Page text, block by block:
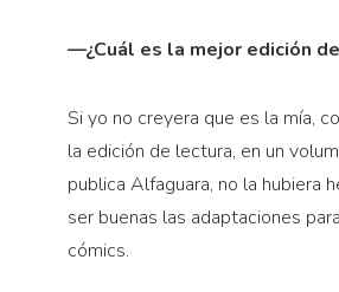
—¿Cuál es la mejor edición
Si yo no creyera que es la mía,
la edición de lectura, en un
publica Alfaguara, no la hubiera
ser buenas las adaptaciones
cómics.